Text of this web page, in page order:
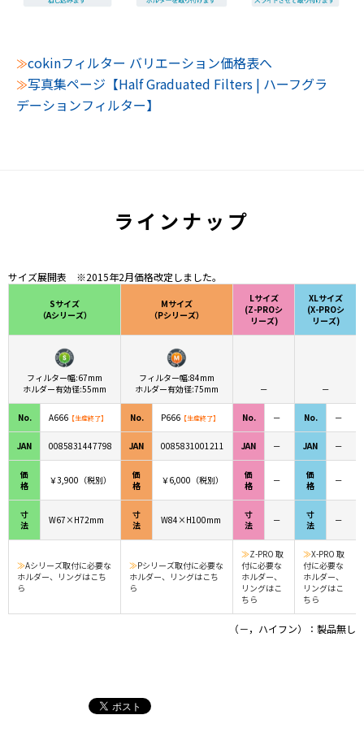
≫cokinフィルター バリエーション価格表へ
≫写真集ページ【Half Graduated Filters | ハーフグラ
デーションフィルター】
ラインナップ
サイズ展開表 ※2015年2月価格改定しました。
Sサイズ
（Aシリーズ）
Mサイズ
（Pシリーズ）
Lサイズ
(Z-PROシ
リーズ)
XLサイズ
(X-PROシ
リーズ)
フィルター幅:67mm
ホルダー有効径:55mm
フィルター幅:84mm
ホルダー有効径:75mm
－ －
No. A666 【生産終了】 No. P666 【生産終了】 No. － No. －
JAN 0085831447798 JAN 0085831001211 JAN － JAN －
価
格
￥3,900（税別）
価
格
￥6,000（税別）
価
格
－
価
格
－
寸
法
W67×H72mm
寸
法
W84×H100mm
寸
法
－
寸
法
－
≫Aシリーズ取付に必要な
ホルダー、リングはこち
ら
≫Pシリーズ取付に必要な
ホルダー、リングはこち
ら
≫Z-PRO 取
付に必要な
ホルダー、
リングはこ
ちら
≫X-PRO 取
付に必要な
ホルダー、
リングはこ
ちら
（－，ハイフン）：製品無し